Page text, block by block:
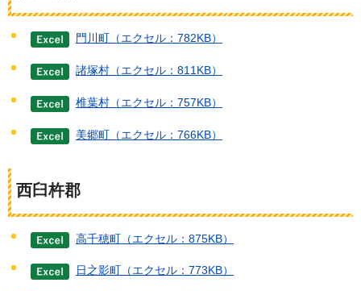
門川町（エクセル：782KB）
諸塚村（エクセル：811KB）
椎葉村（エクセル：757KB）
美郷町（エクセル：766KB）
西臼杵郡
高千穂町（エクセル：875KB）
日之影町（エクセル：773KB）